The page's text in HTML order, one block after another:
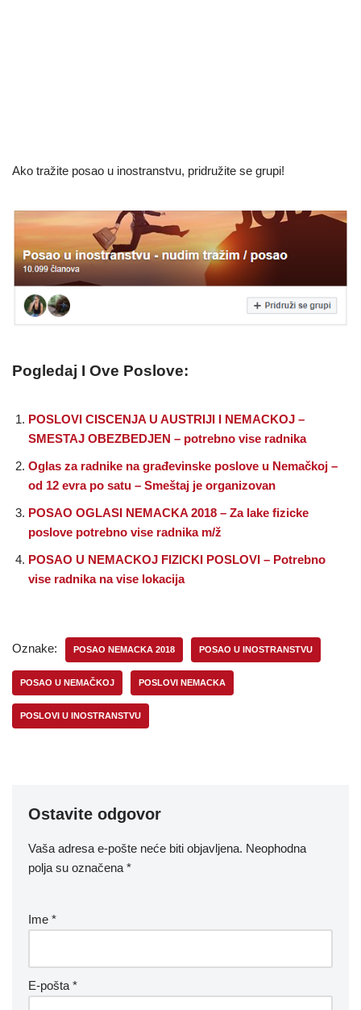
Ako tražite posao u inostranstvu, pridružite se grupi!
Pogledaj I Ove Poslove:
POSLOVI CISCENJA U AUSTRIJI I NEMACKOJ –
SMESTAJ OBEZBEDJEN – potrebno vise radnika
Oglas za radnike na građevinske poslove u Nemačkoj –
od 12 evra po satu – Smeštaj je organizovan
POSAO OGLASI NEMACKA 2018 – Za lake fizicke
poslove potrebno vise radnika m/ž
POSAO U NEMACKOJ FIZICKI POSLOVI – Potrebno
vise radnika na vise lokacija
Oznake: POSAO NEMACKA 2018 POSAO U INOSTRANSTVU
POSAO U NEMAČKOJ POSLOVI NEMACKA
POSLOVI U INOSTRANSTVU
Ostavite odgovor
Vaša adresa e-pošte neće biti objavljena. Neophodna
polja su označena *
Ime *
E-pošta *